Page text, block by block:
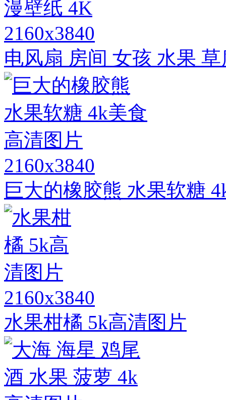
2160x3840
电风扇 房间 女孩 水果
2160x3840
巨大的橡胶熊 水果软糖
2160x3840
水果柑橘 5k高清图片